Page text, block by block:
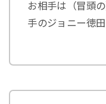
お相手は（冒頭
手のジョニー徳田